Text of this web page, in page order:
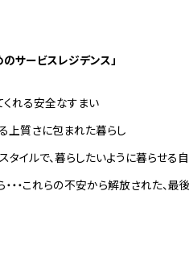
サービスレジデンス」
くれる安全なすまい
上質さに包まれた暮らし
イルで、暮らしたいように暮らせる
・・これらの不安から解放された、最